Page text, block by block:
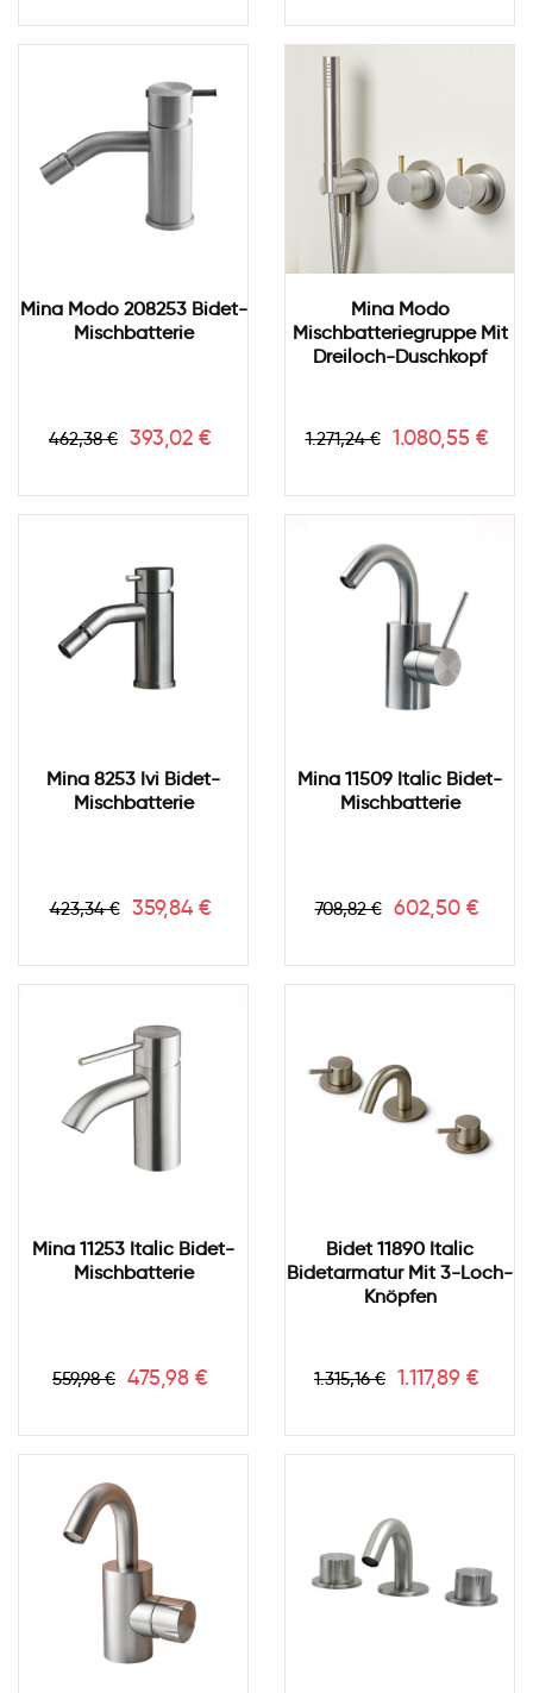
Mina Modo 208253 Bidet-
Mischbatterie
Verkaufspreis
462,38 € Preis
393,02 €
Mina Modo
Mischbatteriegruppe Mit
Dreiloch-Duschkopf
Verkaufspreis
1.271,24 € Preis
1.080,55 €
Mina 8253 Ivi Bidet-
Mischbatterie
Verkaufspreis
423,34 € Preis
359,84 €
Mina 11509 Italic Bidet-
Mischbatterie
Verkaufspreis
708,82 € Preis
602,50 €
Mina 11253 Italic Bidet-
Mischbatterie
Verkaufspreis
559,98 € Preis
475,98 €
Bidet 11890 Italic
Bidetarmatur Mit 3-Loch-
Knöpfen
Verkaufspreis
1.315,16 € Preis
1.117,89 €